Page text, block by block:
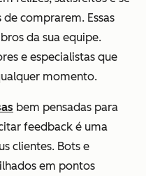
comprarem. Essas
da sua equipe.
e especialistas que
momento.
bem pensadas para
feedback é uma
clientes. Bots e
em pontos